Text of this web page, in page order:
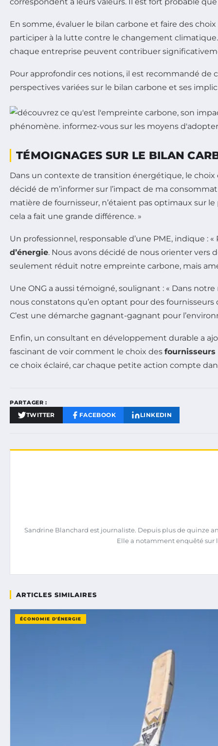
En somme, évaluer le bilan carbone et faire des
participer à la lutte contre le changement
chaque entreprise peuvent contribuer
Pour approfondir ces notions, il est recommandé de
perspectives variées sur le bilan carbone et ses
TÉMOIGNAGES SUR LE BILAN
Dans un contexte de transition énergétique, le choix
décidé de m’informer sur l’impact de ma
matière de fournisseur, n’étaient pas optimaux sur
cela a fait une grande différence. »
Un professionnel, responsable d’une PME, indique :
d’énergie. Nous avons décidé de nous orienter vers
seulement réduit notre empreinte carbone, mais
Une ONG a aussi témoigné, soulignant : « Dans
nous constatons qu’en optant pour des
C’est une démarche gagnant-gagnant pour
Enfin, un consultant en développement durable a
fascinant de voir comment le choix des fournisseurs
ce choix éclairé, car chaque petite action compte
PARTAGER :
TWITTER FACEBOOK LINKEDIN
Sandrine Blanchard est journaliste. Depuis plus de quinze
Elle a notamment enquêté sur
ARTICLES SIMILAIRES
ÉCONOMIE D'ÉNERGIE